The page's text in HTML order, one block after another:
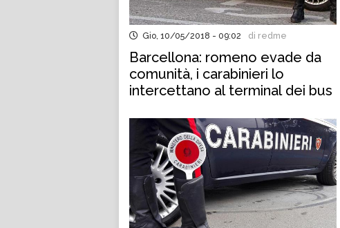
Gio, 10/05/2018 - 09:02 di redme
Barcellona: romeno evade da
comunità, i carabinieri lo
intercettano al terminal dei bus